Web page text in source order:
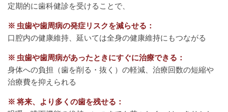
定期的に歯科健診を受けることで、
※ 虫歯や歯周病の発症リスクを減らせる：
口腔内の健康維持、延いては全身の健康維持にもつながる
※ 虫歯や歯周病があったときにすぐに治療できる：
身体への負担（歯を削る・抜く）の軽減、治療回数の短縮や
治療費を抑えられる
※ 将来、より多くの歯を残せる：